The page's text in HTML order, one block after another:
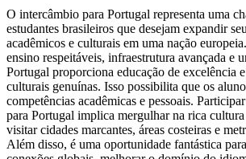
O intercâmbio para Portugal representa uma
estudantes brasileiros que desejam expandir
acadêmicos e culturais em uma nação
ensino respeitáveis, infraestrutura avançada e
Portugal proporciona educação de excelência
culturais genuínas. Isso possibilita que os
competências acadêmicas e pessoais.
para Portugal implica mergulhar na rica cultura
visitar cidades marcantes, áreas costeiras e
Além disso, é uma oportunidade fantástica